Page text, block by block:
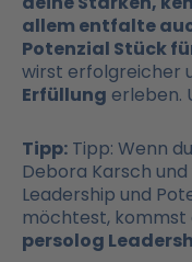
allem entfalte
Potenzial Stück
wirst erfolgreicher
Erfüllung erleben.
Tipp: Tipp: Wenn
Debora Karsch
Leadership und
möchtest, kommst
persolog